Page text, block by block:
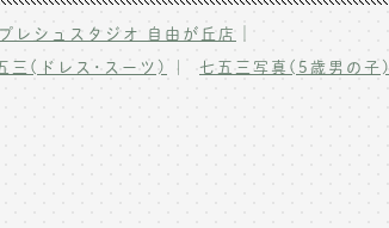
プレシュスタジオ 自由が丘店 ｜
三(ドレス･スーツ)
七五三写真(5歳男の子)